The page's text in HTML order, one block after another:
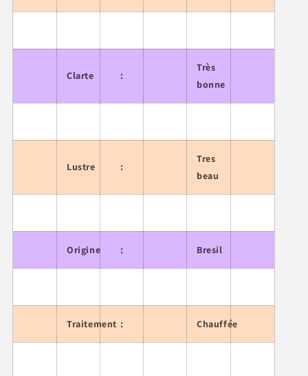
Clarte :
Très
bonne
Lustre :
Tres
beau
Origine : Bresil
Traitement : Chauffée